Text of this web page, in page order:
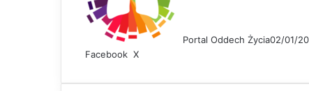
Portal Oddech Życia02/01/
Facebook X
na
u